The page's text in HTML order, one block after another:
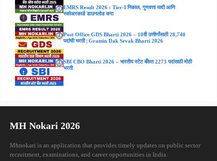
EMRS Result 2026 : Tier-I निकाल, गुणवत्ता यादी आणि
स्कोअरकार्ड डाउनलोड करा
Post Office GDS Bharti 2026 – 10वी उत्तीर्णांसाठी 28,740
पदांची भरती | Gramin Dak Sevak Bharti 2026
SBI CBO Bharti 2026 – भारतीय स्टेट बँकेत 2273 पदांसाठी मोठी
भरती
MH Nokari 2026
Mhnokari is an application that provides timely updates on public sector
recruitment, examinations, and career opportunities in India.